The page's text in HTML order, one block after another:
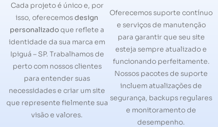
Cada projeto é único e, por
isso, oferecemosdesign
personalizadoque reflete a
identidade da sua marca em
Ipiguá – SP. Trabalhamos de
perto com nossos clientes
para entender suas
necessidades e criar um site
que represente fielmente sua
visão e valores.
Oferecemos suporte contínuo
e serviços de manutenção
para garantir que seu site
esteja sempre atualizado e
funcionando perfeitamente.
Nossos pacotes de suporte
incluem atualizações de
segurança, backups regulares
e monitoramento de
desempenho.